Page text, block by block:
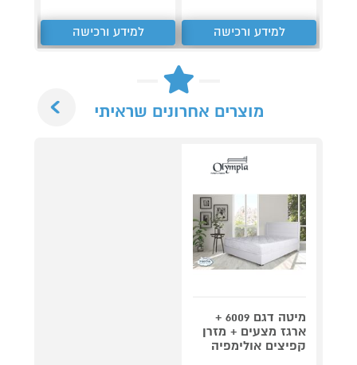
למידע ורכישה למידע ורכישה
מוצרים אחרונים שראיתי
מיטה דגם 6009 +
ארגז מצעים + מזרן
קפיצים אולימפיה